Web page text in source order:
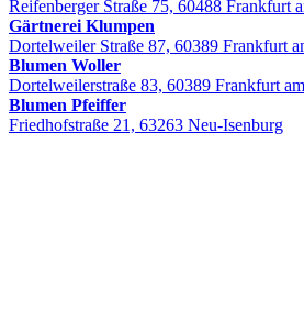
Reifenberger Straße 75, 60488 Frankfurt
Gärtnerei Klumpen
Dortelweiler Straße 87, 60389 Frankfurt
Blumen Woller
Dortelweilerstraße 83, 60389 Frankfurt
Blumen Pfeiffer
Friedhofstraße 21, 63263 Neu-Isenburg